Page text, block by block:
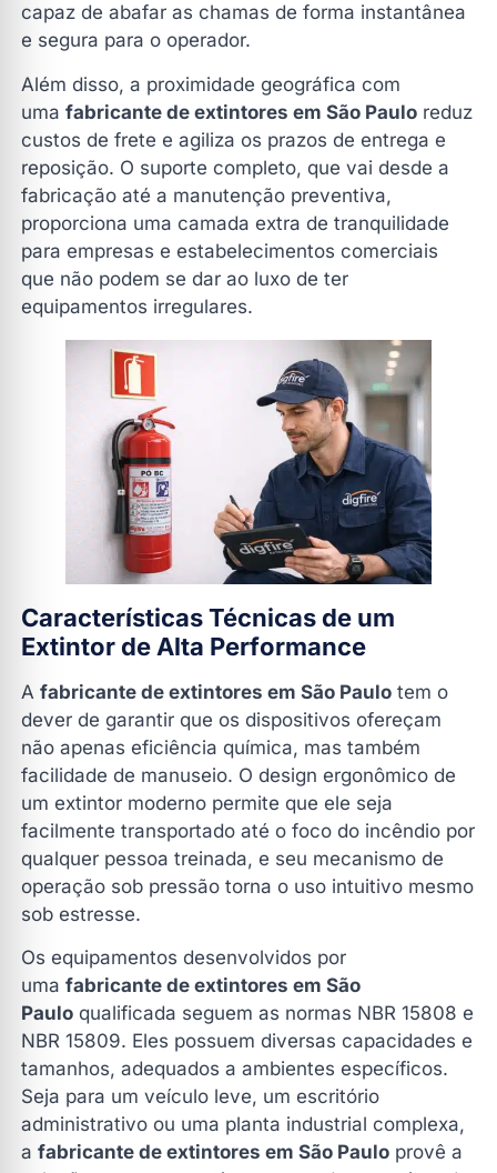
capaz de abafar as chamas de forma instantânea
e segura para o operador.
Além disso, a proximidade geográfica com
uma fabricante de extintores em São Paulo reduz
custos de frete e agiliza os prazos de entrega e
reposição. O suporte completo, que vai desde a
fabricação até a manutenção preventiva,
proporciona uma camada extra de tranquilidade
para empresas e estabelecimentos comerciais
que não podem se dar ao luxo de ter
equipamentos irregulares.
Características Técnicas de um
Extintor de Alta Performance
A fabricante de extintores em São Paulo tem o
dever de garantir que os dispositivos ofereçam
não apenas eficiência química, mas também
facilidade de manuseio. O design ergonômico de
um extintor moderno permite que ele seja
facilmente transportado até o foco do incêndio por
qualquer pessoa treinada, e seu mecanismo de
operação sob pressão torna o uso intuitivo mesmo
sob estresse.
Os equipamentos desenvolvidos por
uma fabricante de extintores em São
Paulo qualificada seguem as normas NBR 15808 e
NBR 15809. Eles possuem diversas capacidades e
tamanhos, adequados a ambientes específicos.
Seja para um veículo leve, um escritório
administrativo ou uma planta industrial complexa,
a fabricante de extintores em São Paulo provê a